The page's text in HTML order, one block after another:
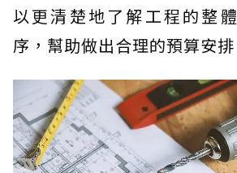
以更清楚地了解工程的整
序，幫助做出合理的預算安排